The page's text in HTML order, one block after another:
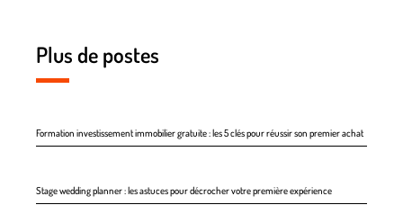
Plus de postes
Formation investissement immobilier gratuite : les 5 clés pour réussir son premier achat
Stage wedding planner : les astuces pour décrocher votre première expérience